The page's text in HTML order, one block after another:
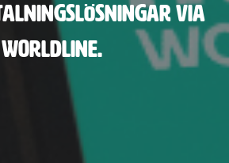
via
worldline.